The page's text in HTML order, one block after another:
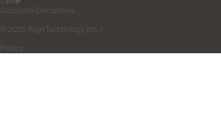
Corporate Disclaimers.
© 2025 Align Technology, Inc. /
Privacy